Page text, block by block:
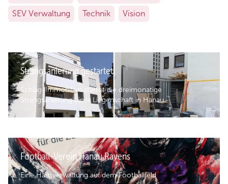
SEV Verwaltung Technik Vision
Strangsanierung gestartet
Schlag-Immobilien startet die dreimonatige
Strangsanierung einer Liegenschaft in Hanau
Football-Verein Hanau Ravens
Eine Hausverwaltung auf dem Footballfeld